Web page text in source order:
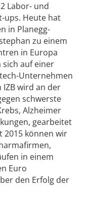
Labor- und
ups. Heute hat
in Planegg-
zu einem
in Europa
sich auf einer
Unternehmen
wird an der
schwerste
Alzheimer
gearbeitet
2015 können wir
in einem
Euro
den Erfolg der